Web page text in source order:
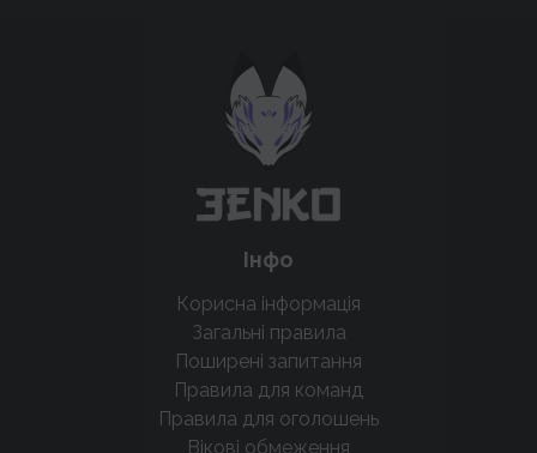
крутих нововведень
Підтримати проєкт
Інфо
Корисна інформація
Загальні правила
Поширені запитання
Правила для команд
Правила для оголошень
Вікові обмеження